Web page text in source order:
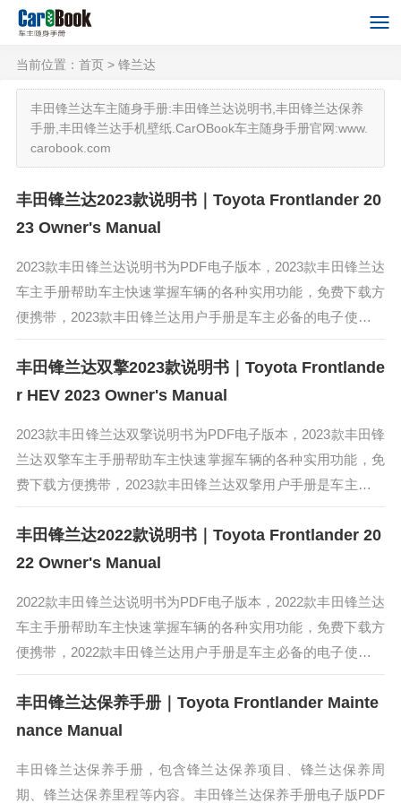
当前位置： 首页 > 锋兰达
丰田锋兰达车主随身手册:丰田锋兰达说明书,丰田锋兰达保养
手册,丰田锋兰达手机壁纸.CarOBook车主随身手册官网:www.
carobook.com
丰田锋兰达2023款说明书｜Toyota Frontlander 20
23 Owner's Manual
2023款丰田锋兰达说明书为PDF电子版本，2023款丰田锋兰达
车主手册帮助车主快速掌握车辆的各种实用功能，免费下载方
便携带，2023款丰田锋兰达用户手册是车主必备的电子使用手
册。2023款丰田锋兰达采用传统的对称式结构，配备7英寸液
晶仪表...
丰田锋兰达双擎2023款说明书｜Toyota Frontlande
r HEV 2023 Owner's Manual
2023款丰田锋兰达双擎说明书为PDF电子版本，2023款丰田锋
兰达双擎车主手册帮助车主快速掌握车辆的各种实用功能，免
费下载方便携带，2023款丰田锋兰达双擎用户手册是车主必备
的电子使用手册。2023款丰田锋兰达双擎搭载最新的混合动力
技术-...
丰田锋兰达2022款说明书｜Toyota Frontlander 20
22 Owner's Manual
2022款丰田锋兰达说明书为PDF电子版本，2022款丰田锋兰达
车主手册帮助车主快速掌握车辆的各种实用功能，免费下载方
便携带，2022款丰田锋兰达用户手册是车主必备的电子使用手
册。锋兰达是广汽丰田全新紧凑型SUV。锋兰达出自TNGA-C
平台...
丰田锋兰达保养手册｜Toyota Frontlander Mainte
nance Manual
丰田锋兰达保养手册，包含锋兰达保养项目、锋兰达保养周
期、锋兰达保养里程等内容。丰田锋兰达保养手册电子版PDF